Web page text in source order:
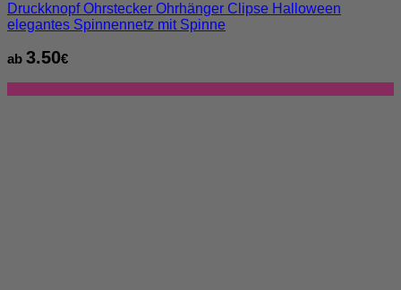
Druckknopf Ohrstecker Ohrhänger Clipse Halloween
elegantes Spinnennetz mit Spinne
ab 3.50€